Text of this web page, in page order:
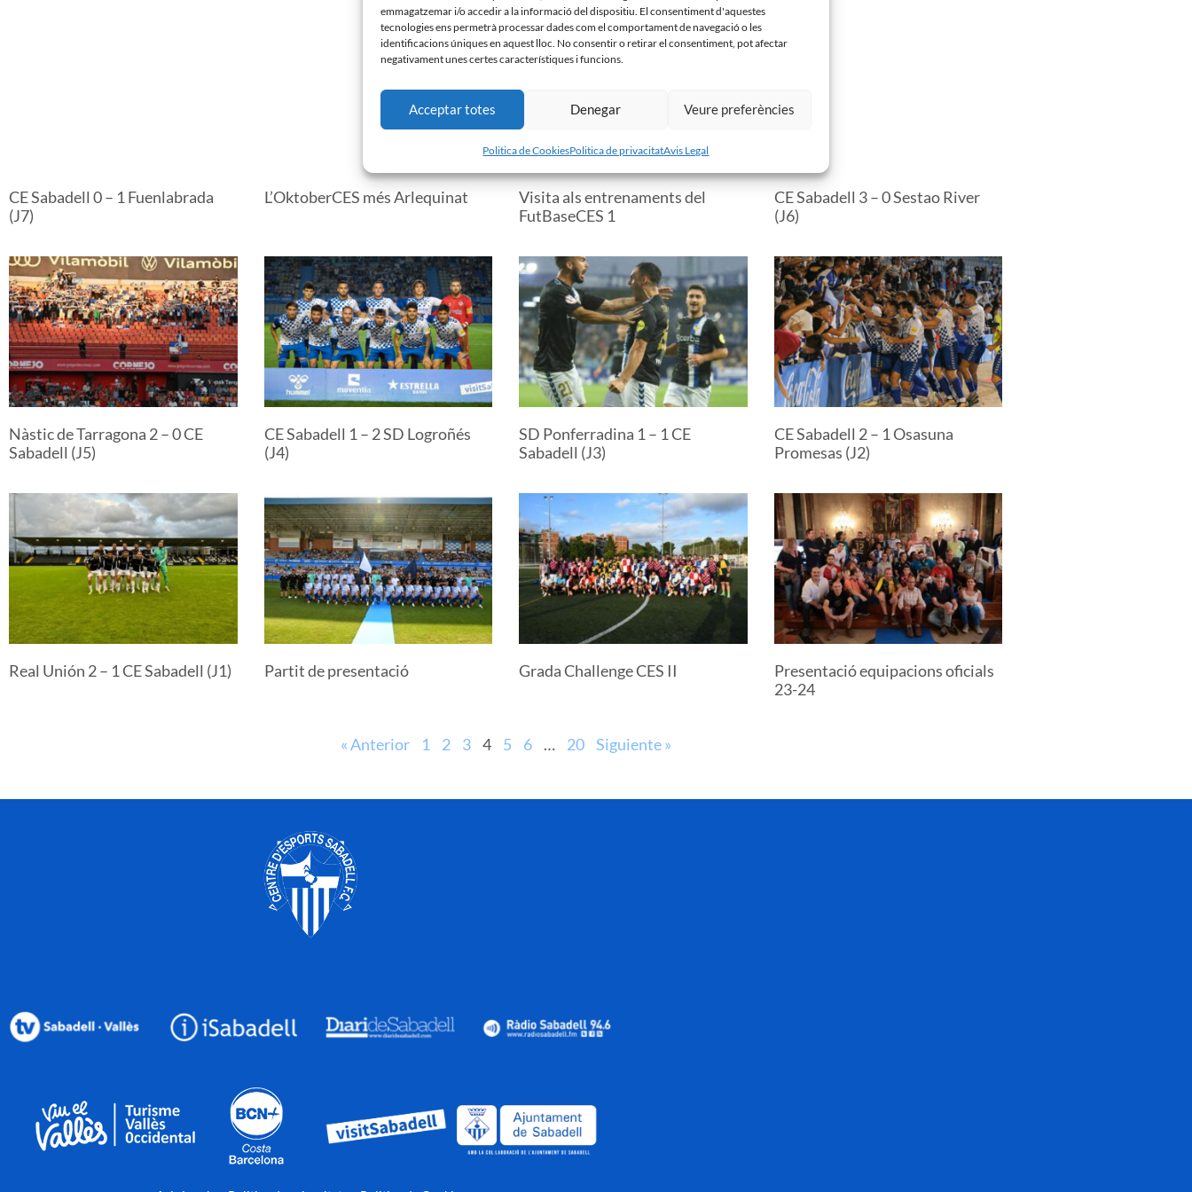
emmagatzemar i/o accedir a la informació del dispositiu. El consentiment d'aquestes
tecnologies ens permetrà processar dades com el comportament de navegació o les
identificacions úniques en aquest lloc. No consentir o retirar el consentiment, pot afectar
negativament unes certes característiques i funcions.
Acceptar totes Denegar Veure preferències
Politica de CookiesPolitica de privacitatAvis Legal
CE Sabadell 0 – 1 Fuenlabrada
(J7)
L’OktoberCES més Arlequinat
Visita als entrenaments del
FutBaseCES 1
CE Sabadell 3 – 0 Sestao River
(J6)
Nàstic de Tarragona 2 – 0 CE
Sabadell (J5)
CE Sabadell 1 – 2 SD Logroñés
(J4)
SD Ponferradina 1 – 1 CE
Sabadell (J3)
CE Sabadell 2 – 1 Osasuna
Promesas (J2)
Real Unión 2 – 1 CE Sabadell (J1) Partit de presentació Grada Challenge CES II
Presentació equipacions oficials
23-24
« Anterior 1 2 3 4 5 6 … 20 Siguiente »